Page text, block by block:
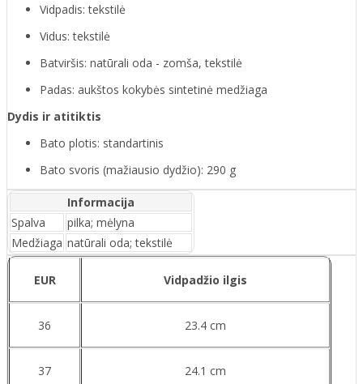
Vidpadis: tekstilė
Vidus: tekstilė
Batviršis: natūrali oda - zomša, tekstilė
Padas: aukštos kokybės sintetinė medžiaga
Dydis ir atitiktis
Bato plotis: standartinis
Bato svoris (mažiausio dydžio): 290 g
Informacija
Spalva
pilka; mėlyna
Medžiaga natūrali oda; tekstilė
EUR Vidpadžio ilgis
36 23.4 cm
37 24.1 cm